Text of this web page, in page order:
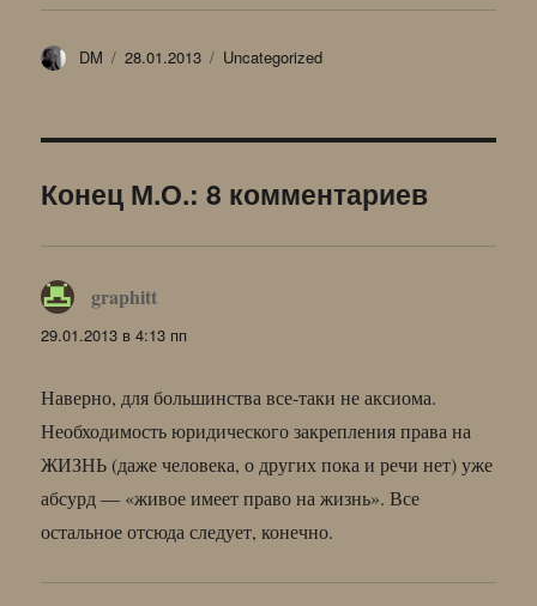
Автор
DM Опубликовано
28.01.2013 Рубрики
Uncategorized
Конец М.О.: 8 комментариев
graphitt
29.01.2013 в 4:13 пп
Наверно, для большинства все-таки не аксиома.
Необходимость юридического закрепления права на
ЖИЗНЬ (даже человека, о других пока и речи нет) уже
абсурд — «живое имеет право на жизнь». Все
остальное отсюда следует, конечно.